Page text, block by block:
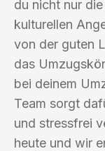
du nicht nur
kulturellen
von der guten
das
bei deinem
Team sorgt
und stressfrei
heute und wir